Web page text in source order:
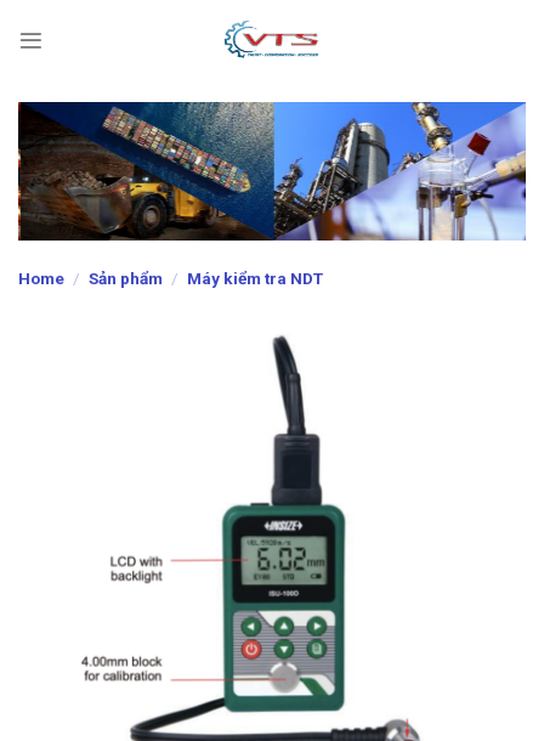
Home / Sản phẩm / Máy kiểm tra NDT